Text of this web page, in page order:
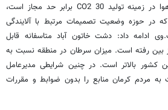
مجاز است، وضعیت آلودگی هوا در زمینه تولید CO2 30 برابر حد مجاز است،
در حوزه وضعیت تصمیمات مرتبط با آلایندگی
ادامه داد: دشت خاتون آباد متاسفانه قابل
بین رفته است. میزان سرطان در منطقه نسبت به
کشور بالاتر است. در چنین شرایطی مدیرعامل
مردم کرمان منابع را بدون ضوابط و مقررات